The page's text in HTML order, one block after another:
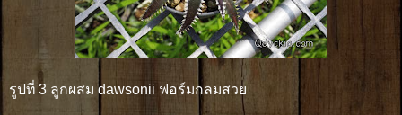
รูปที่ 3 ลูกผสม dawsonii ฟอร์มกลมสวย